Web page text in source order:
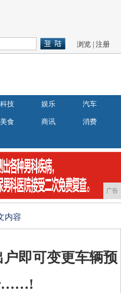
浏览 |注册
科技 娱乐 汽车
美食 商讯 消费
广告
内容
即可变更车辆预
……!